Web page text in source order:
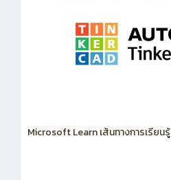
Microsoft Learn เส้นทางการเรียนรู้